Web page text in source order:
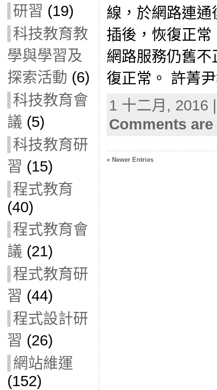
研習 (19)
科技教育教
學與學習及
探索活動 (6)
科技教育會
議 (5)
科技教育研
習 (15)
程式教育
(40)
程式教育會
議 (21)
程式教育研
習 (44)
程式設計研
習 (26)
網站維運
(152)
線，於網路連
插後，恢復正
網路服務仍舊
復正常。 許菁
1 十二月, 2016
Comments
« Newer Entries